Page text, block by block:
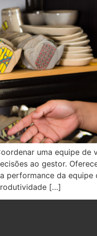
uma equipe de
ao gestor.
performance da equipe
[…]